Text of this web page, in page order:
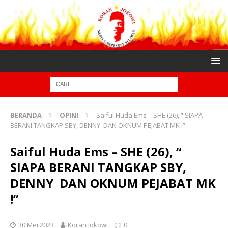
BERANDA OPINI
Saiful Huda Ems – SHE (26), “ SIAPA
BERANI TANGKAP SBY, DENNY DAN OKNUM PEJABAT MK !”
Saiful Huda Ems – SHE (26), “
SIAPA BERANI TANGKAP SBY,
DENNY DAN OKNUM PEJABAT MK
!”
30 Mei 2023 Koran Jokowi 0